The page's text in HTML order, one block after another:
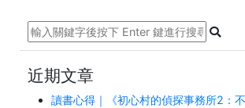
近期文章
讀書心得｜《初心村的偵探事務所2：不